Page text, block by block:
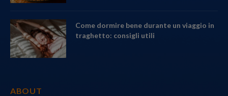
Come dormire bene durante un viaggio in
traghetto: consigli utili
ABOUT